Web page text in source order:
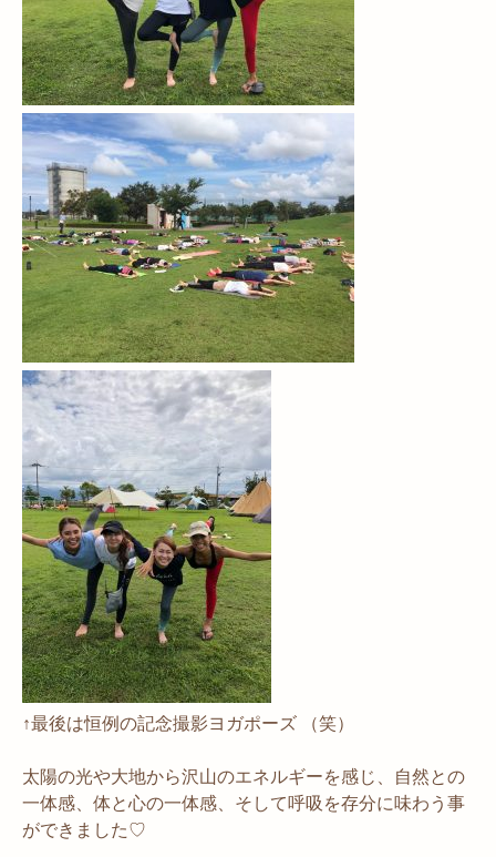
↑最後は恒例の記念撮影ヨガポーズ （笑）
太陽の光や大地から沢山のエネルギーを感じ、自然との
一体感、体と心の一体感、そして呼吸を存分に味わう事
ができました♡